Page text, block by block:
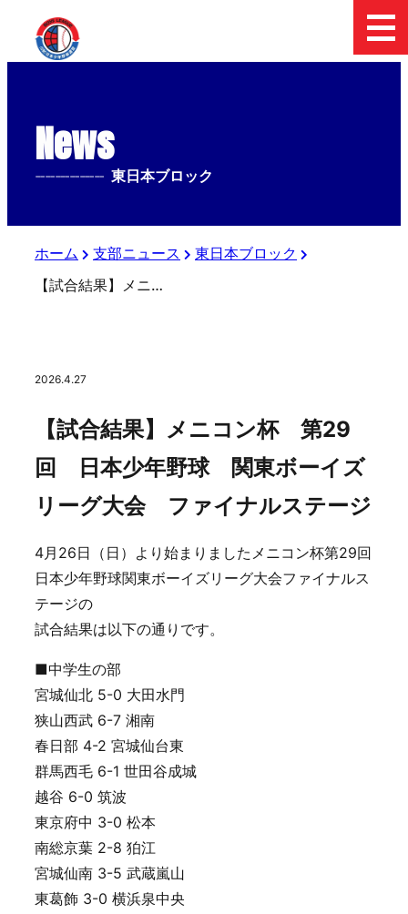
News
-------------- 東日本ブロック
ホーム 支部ニュース
東日本ブロック
【試合結果】メニコン杯 第29回 日本少年野球 関東ボーイズリーグ大会 ファイナルステージ
2026.4.27
【試合結果】メニコン杯 第29
回 日本少年野球 関東ボーイズ
リーグ大会 ファイナルステージ
4月26日（日）より始まりましたメニコン杯第29回
日本少年野球関東ボーイズリーグ大会ファイナルス
テージの
試合結果は以下の通りです。
■中学生の部
宮城仙北 5-0 大田水門
狭山西武 6-7 湘南
春日部 4-2 宮城仙台東
群馬西毛 6-1 世田谷成城
越谷 6-0 筑波
東京府中 3-0 松本
南総京葉 2-8 狛江
宮城仙南 3-5 武蔵嵐山
東葛飾 3-0 横浜泉中央